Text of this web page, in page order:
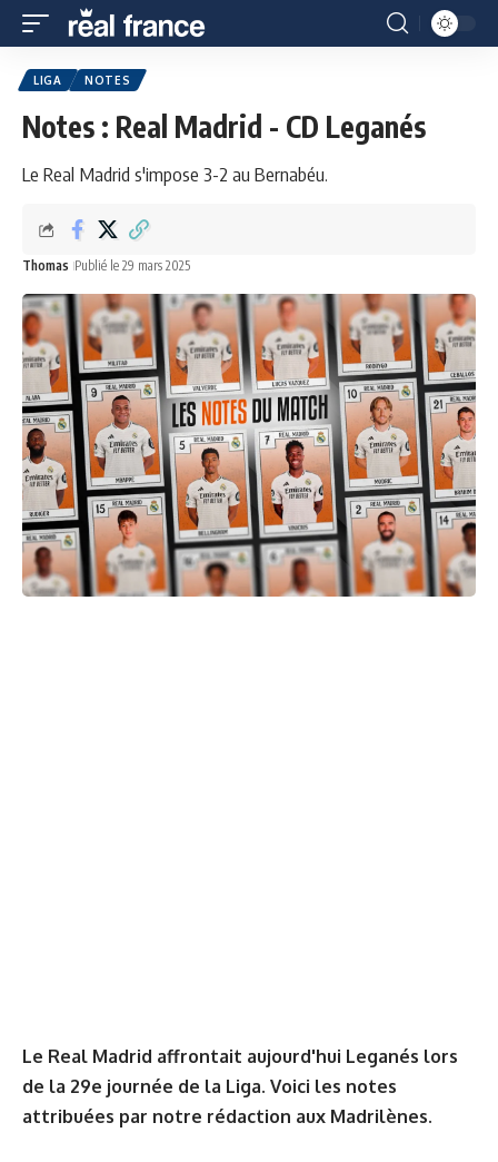
LIGA NOTES
Notes : Real Madrid - CD Leganés
Le Real Madrid s'impose 3-2 au Bernabéu.
Thomas Publié le 29 mars 2025
Le Real Madrid affrontait aujourd'hui Leganés lors
de la 29e journée de la Liga. Voici les notes
attribuées par notre rédaction aux Madrilènes.